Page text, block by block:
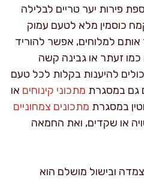
פירות יער טריים לבלילה
כוסמין מלא לטעם עמוק
אותם למלוחים, אפשר להוריד
כמו זעתר או גבינה קשה
להיענות בקלות לכל טעם
גם במסגרת מתכוני קינוחים או
במסגרת מתכונים צמחוניים
או שקדים, ואת החמאה
ובישול מושלם הוא